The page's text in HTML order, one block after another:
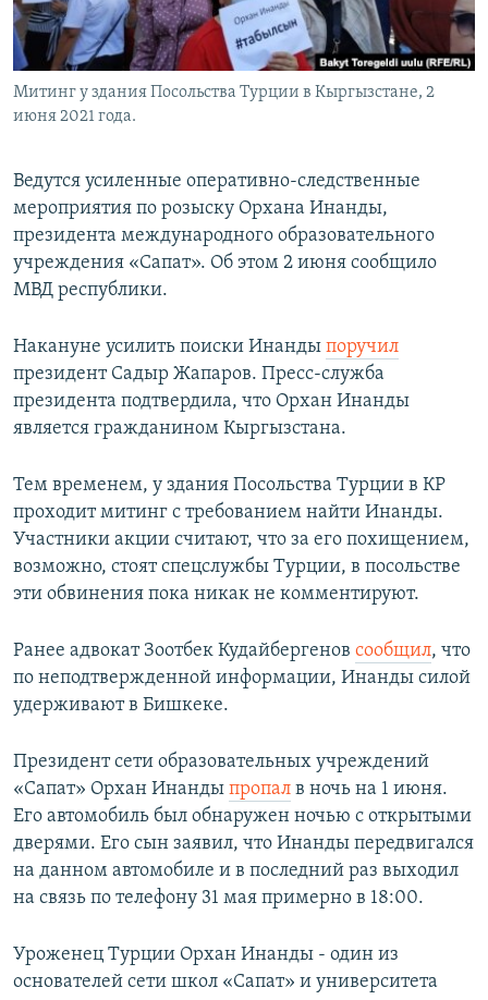
Митинг у здания Посольства Турции в Кыргызстане, 2
июня 2021 года.
Ведутся усиленные оперативно-следственные
мероприятия по розыску Орхана Инанды,
президента международного образовательного
учреждения «Сапат». Об этом 2 июня сообщило
МВД республики.
Накануне усилить поиски Инанды поручил
президент Садыр Жапаров. Пресс-служба
президента подтвердила, что Орхан Инанды
является гражданином Кыргызстана.
Тем временем, у здания Посольства Турции в КР
проходит митинг с требованием найти Инанды.
Участники акции считают, что за его похищением,
возможно, стоят спецслужбы Турции, в посольстве
эти обвинения пока никак не комментируют.
Ранее адвокат Зоотбек Кудайбергенов сообщил, что
по неподтвержденной информации, Инанды силой
удерживают в Бишкеке.
Президент сети образовательных учреждений
«Сапат» Орхан Инанды пропал в ночь на 1 июня.
Его автомобиль был обнаружен ночью с открытыми
дверями. Его сын заявил, что Инанды передвигался
на данном автомобиле и в последний раз выходил
на связь по телефону 31 мая примерно в 18:00.
Уроженец Турции Орхан Инанды - один из
основателей сети школ «Сапат» и университета